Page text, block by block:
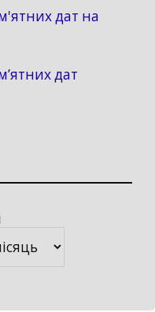
дат на
дат